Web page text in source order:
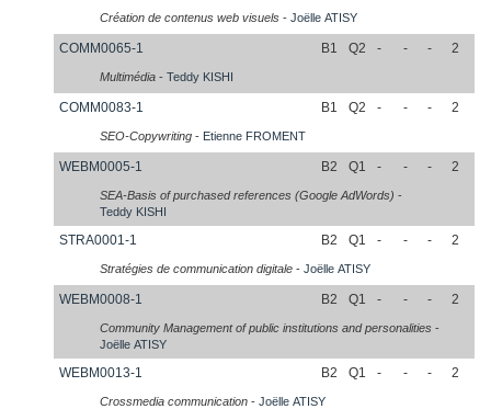
Création de contenus web visuels - Joëlle ATISY
COMM0065-1 B1 Q2 - - - 2
Multimédia - Teddy KISHI
COMM0083-1 B1 Q2 - - - 2
SEO-Copywriting - Etienne FROMENT
WEBM0005-1 B2 Q1 - - - 2
SEA-Basis of purchased references (Google AdWords) -
Teddy KISHI
STRA0001-1 B2 Q1 - - - 2
Stratégies de communication digitale - Joëlle ATISY
WEBM0008-1 B2 Q1 - - - 2
Community Management of public institutions and personalities -
Joëlle ATISY
WEBM0013-1 B2 Q1 - - - 2
Crossmedia communication - Joëlle ATISY